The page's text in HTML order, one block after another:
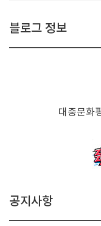
블로그 정보
대중문화
공지사항